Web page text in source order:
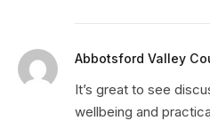
Abbotsford Valley
It’s great to see
wellbeing and